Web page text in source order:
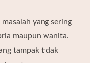
yang sering
maupun wanita.
tampak tidak